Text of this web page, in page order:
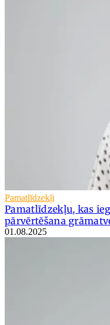
Pamatlīdzekļi
Pamatlīdzekļu, kas
pārvērtēšana
01.08.2025